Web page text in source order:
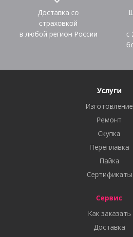
Доставка со
страховкой
в любой регион России
с
Услуги
Изготовление
Ремонт
Скупка
Переплавка
Пайка
Сертификаты
Сервис
Как заказать
Доставка